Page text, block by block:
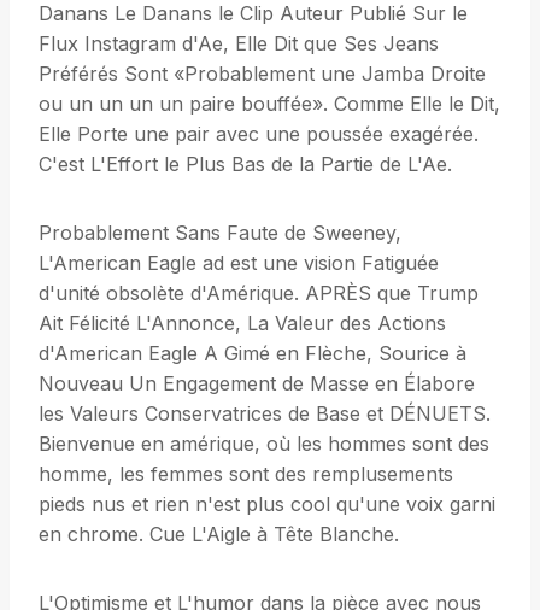
Danans Le Danans le Clip Auteur Publié Sur le
Flux Instagram d'Ae, Elle Dit que Ses Jeans
Préférés Sont «Probablement une Jamba Droite
ou un un un un paire bouffée». Comme Elle le Dit,
Elle Porte une pair avec une poussée exagérée.
C'est L'Effort le Plus Bas de la Partie de L'Ae.
Probablement Sans Faute de Sweeney,
L'American Eagle ad est une vision Fatiguée
d'unité obsolète d'Amérique. APRÈS que Trump
Ait Félicité L'Annonce, La Valeur des Actions
d'American Eagle A Gimé en Flèche, Sourice à
Nouveau Un Engagement de Masse en Élabore
les Valeurs Conservatrices de Base et DÉNUETS.
Bienvenue en amérique, où les hommes sont des
homme, les femmes sont des remplusements
pieds nus et rien n'est plus cool qu'une voix garni
en chrome. Cue L'Aigle à Tête Blanche.
L'Optimisme et L'humor dans la pièce avec nous